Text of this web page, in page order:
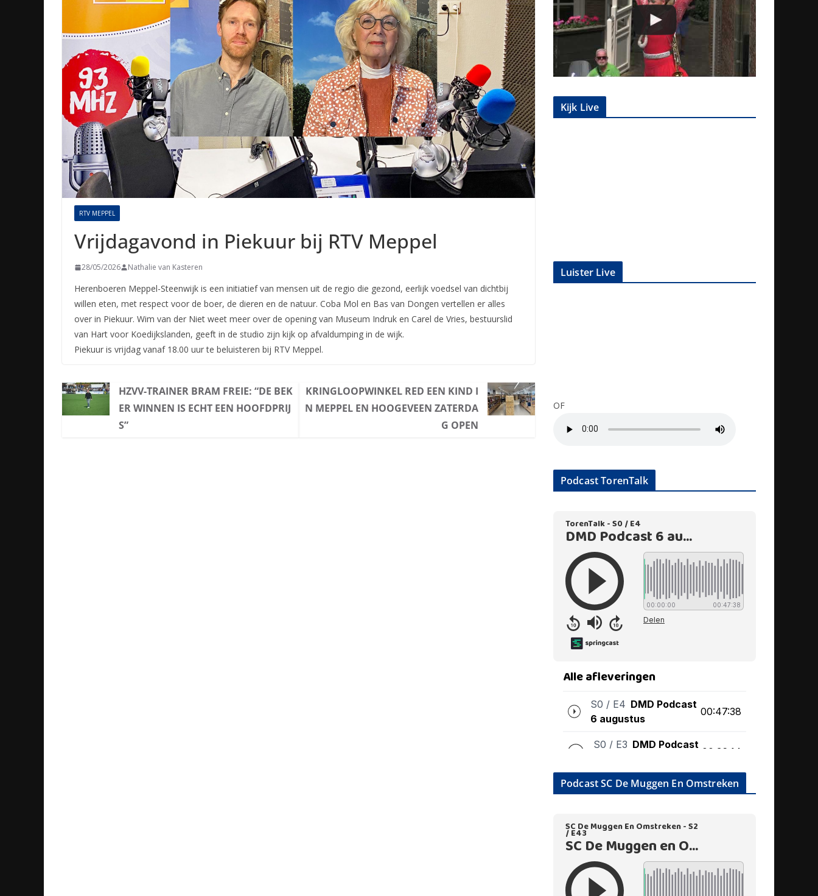
RTV MEPPEL
Vrijdagavond in Piekuur bij RTV Meppel
28/05/2026 Nathalie van Kasteren
Herenboeren Meppel-Steenwijk is een initiatief van mensen uit de regio die gezond, eerlijk voedsel van dichtbij
willen eten, met respect voor de boer, de dieren en de natuur. Coba Mol en Bas van Dongen vertellen er alles
over in Piekuur. Wim van der Niet weet meer over de opening van Museum Indruk en Carel de Vries, bestuurslid
van Hart voor Koedijkslanden, geeft in de studio zijn kijk op afvaldumping in de wijk.
Piekuur is vrijdag vanaf 18.00 uur te beluisteren bij RTV Meppel.
HZVV-TRAINER BRAM FREIE: “DE BEK
ER WINNEN IS ECHT EEN HOOFDPRIJ
S”
KRINGLOOPWINKEL RED EEN KIND I
N MEPPEL EN HOOGEVEEN ZATERDA
G OPEN
Kijk Live
Luister Live
OF
Podcast TorenTalk
Podcast SC De Muggen En Omstreken